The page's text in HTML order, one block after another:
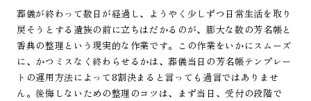
葬儀が終わって数日が経過し、ようやく少しずつ日常生活を取り
戻そうとする遺族の前に立ちはだかるのが、膨大な数の芳名帳と
香典の整理という現実的な作業です。この作業をいかにスムーズ
に、かつミスなく終わらせるかは、葬儀当日の芳名帳テンプレー
トの運用方法によって8割決まると言っても過言ではありませ
ん。後悔しないための整理のコツは、まず当日、受付の段階で